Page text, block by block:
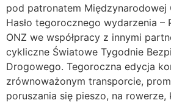
pod patronatem Międzynarodowej
Hasło tegorocznego wydarzenia –
ONZ we współpracy z innymi
cykliczne Światowe Tygodnie
Drogowego. Tegoroczna edycja
zrównoważonym transporcie,
poruszania się pieszo, na